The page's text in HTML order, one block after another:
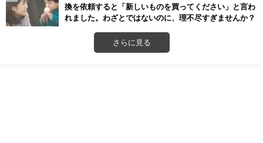
換を依頼すると「新しいものを買ってください」と言わ
れました。わざとではないのに、理不尽すぎませんか？
さらに見る